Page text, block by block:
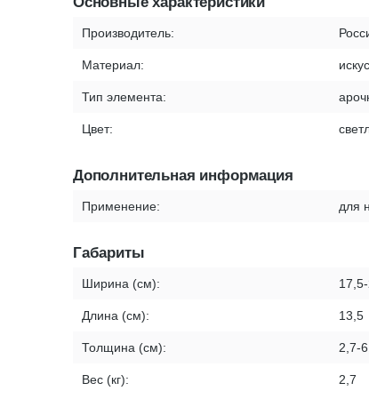
Производитель:
Материал:
Тип элемента:
Цвет:
Дополнительная информация
Применение: для
Габариты
Ширина (см):
Длина (см): 13,5
Толщина (см): 2,7-
Вес (кг): 2,7